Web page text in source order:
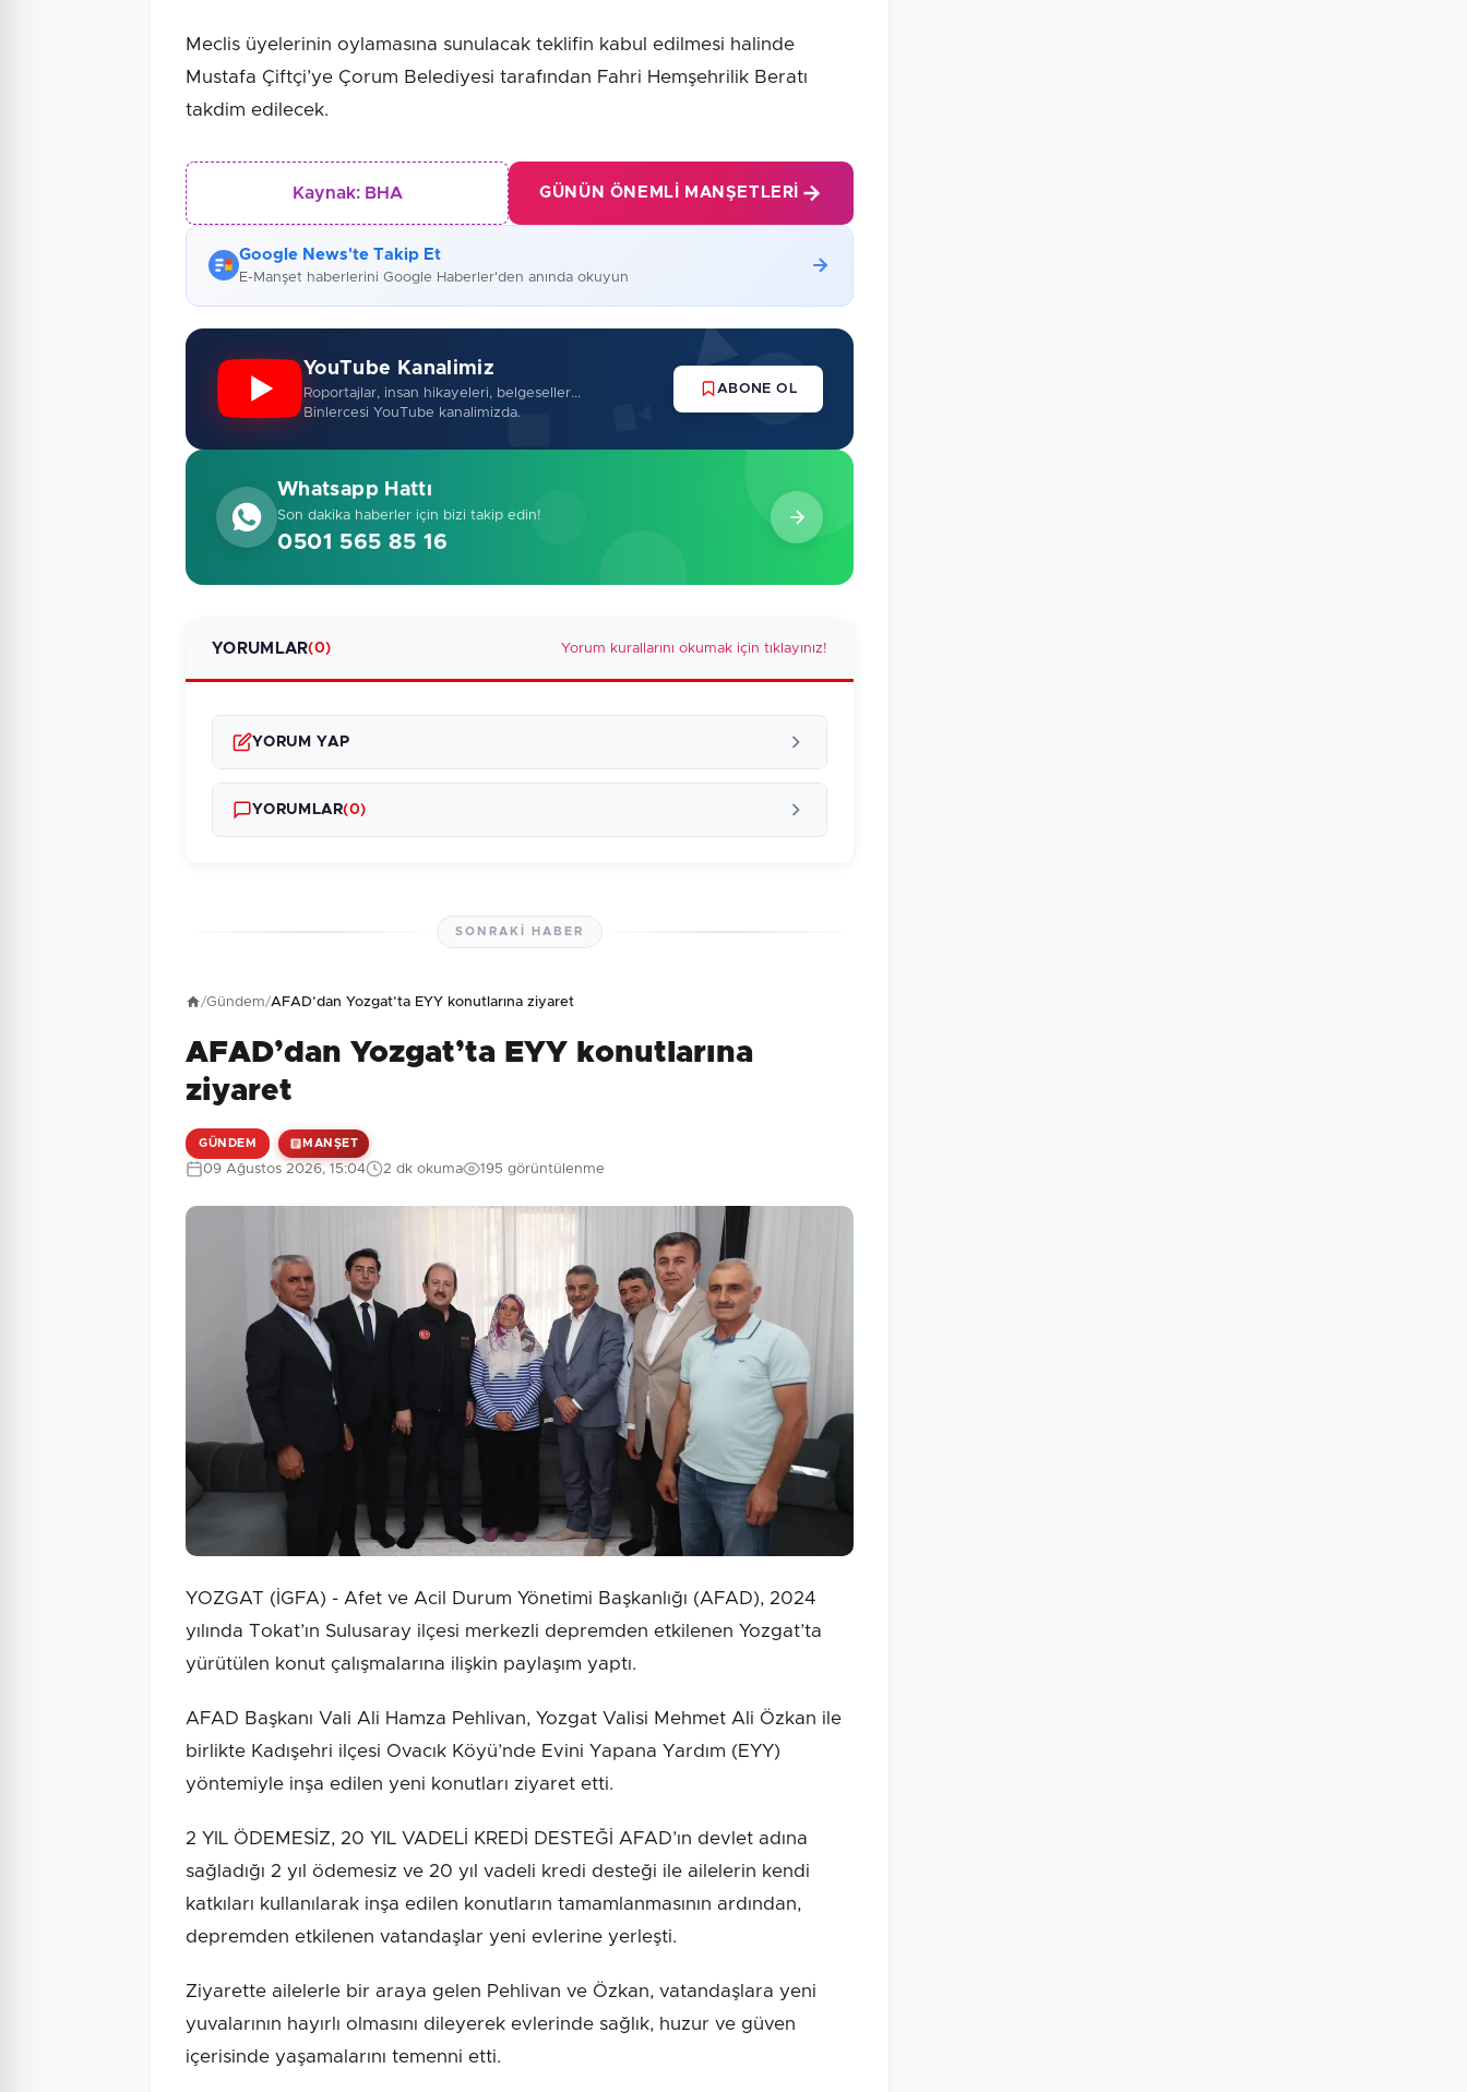
Meclis üyelerinin oylamasına sunulacak teklifin kabul edilmesi halinde
Mustafa Çiftçi’ye Çorum Belediyesi tarafından Fahri Hemşehrilik Beratı
takdim edilecek.
Kaynak: BHA GÜNÜN ÖNEMLI MANŞETLERI
Google News'te Takip Et
E-Manşet haberlerini Google Haberler'den anında okuyun
YouTube Kanalimiz
Roportajlar, insan hikayeleri, belgeseller...
Binlercesi YouTube kanalimizda.
ABONE OL
Whatsapp Hattı
Son dakika haberler için bizi takip edin!
0501 565 85 16
YORUMLAR(0) Yorum kurallarını okumak için tıklayınız!
YORUM YAP
Güvenlik Sorusu: 4 + 10 = ? Gönder
YORUMLAR(0)
SONRAKI HABER
/Gündem/AFAD’dan Yozgat’ta EYY konutlarına ziyaret
AFAD’dan Yozgat’ta EYY konutlarına
ziyaret
GÜNDEM MANŞET
09 Ağustos 2026, 15:04 2 dk okuma 195 görüntülenme
YOZGAT (İGFA) - Afet ve Acil Durum Yönetimi Başkanlığı (AFAD), 2024
yılında Tokat’ın Sulusaray ilçesi merkezli depremden etkilenen Yozgat’ta
yürütülen konut çalışmalarına ilişkin paylaşım yaptı.
AFAD Başkanı Vali Ali Hamza Pehlivan, Yozgat Valisi Mehmet Ali Özkan ile
birlikte Kadışehri ilçesi Ovacık Köyü’nde Evini Yapana Yardım (EYY)
yöntemiyle inşa edilen yeni konutları ziyaret etti.
2 YIL ÖDEMESİZ, 20 YIL VADELİ KREDİ DESTEĞİ AFAD’ın devlet adına
sağladığı 2 yıl ödemesiz ve 20 yıl vadeli kredi desteği ile ailelerin kendi
katkıları kullanılarak inşa edilen konutların tamamlanmasının ardından,
depremden etkilenen vatandaşlar yeni evlerine yerleşti.
Ziyarette ailelerle bir araya gelen Pehlivan ve Özkan, vatandaşlara yeni
yuvalarının hayırlı olmasını dileyerek evlerinde sağlık, huzur ve güven
içerisinde yaşamalarını temenni etti.